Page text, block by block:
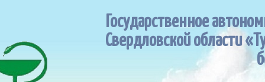
Государственное
Свердловской области